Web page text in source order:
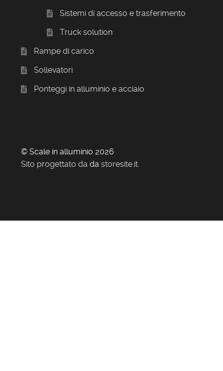
Sistemi di accesso e trasferimento
Truck solution
Rampe di carico
Sollevatori
Ponteggi in alluminio e acciaio
© Scale in alluminio 2026
Sito progettato da da storesite.it.